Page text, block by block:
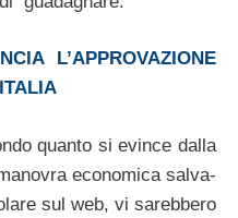
L’APPROVAZIONE
quanto si evince dalla
economica salva-
sul web, vi sarebbero